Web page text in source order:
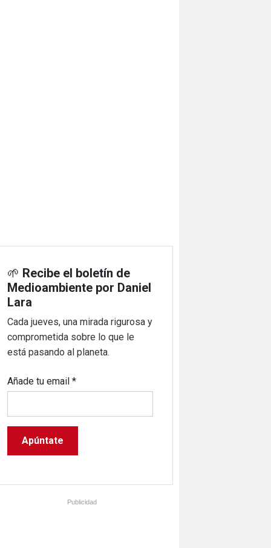
🌱 Recibe el boletín de
Medioambiente por Daniel
Lara
Cada jueves, una mirada rigurosa y
comprometida sobre lo que le
está pasando al planeta.
Añade tu email*
Publicidad